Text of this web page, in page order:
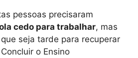
pessoas precisaram
cedo para trabalhar, mas
seja tarde para recuperar
o Ensino